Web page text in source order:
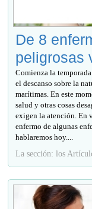
De 8
peligrosas
Comienza la
el descanso sobre la
marítimas. En este
salud y otras cosas
exigen la atención. En
enfermo de algunas
hablaremos hoy....
La sección: los